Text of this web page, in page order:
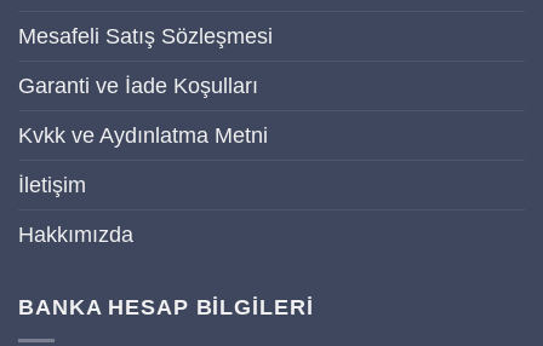
Mesafeli Satış Sözleşmesi
Garanti ve İade Koşulları
Kvkk ve Aydınlatma Metni
İletişim
Hakkımızda
BANKA HESAP BİLGİLERİ